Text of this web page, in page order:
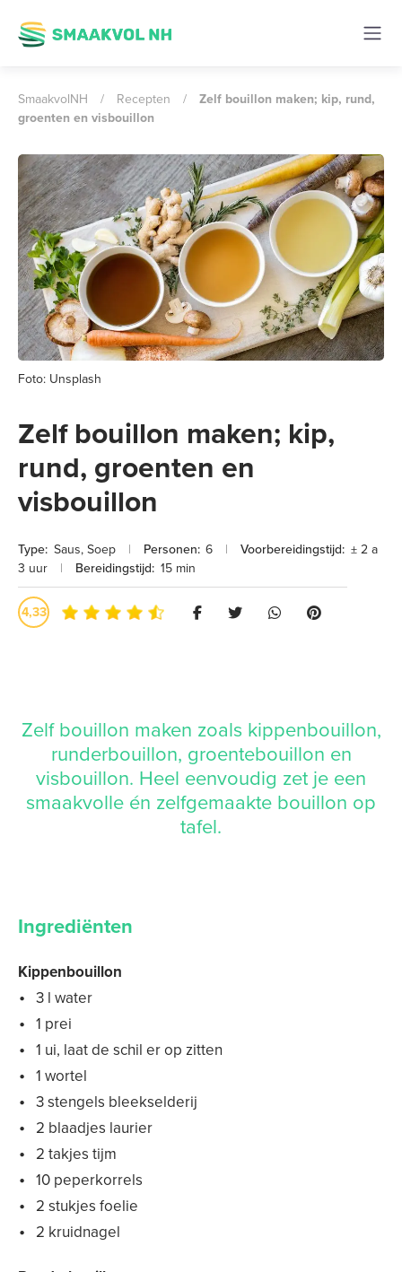
SmaakvolNH / Recepten /
Zelf bouillon maken; kip, rund,
groenten en visbouillon
Foto: Unsplash
Zelf bouillon maken; kip,
rund, groenten en
visbouillon
Type: Saus,Soep | Personen: 6 | Voorbereidingstijd: ± 2 a
3 uur
| Bereidingstijd: 15 min
4,33
Zelf bouillon maken zoals kippenbouillon,
runderbouillon, groentebouillon en
visbouillon. Heel eenvoudig zet je een
smaakvolle én zelfgemaakte bouillon op
tafel.
Ingrediënten
Kippenbouillon
3 l water
1 prei
1 ui, laat de schil er op zitten
1 wortel
3 stengels bleekselderij
2 blaadjes laurier
2 takjes tijm
10 peperkorrels
2 stukjes foelie
2 kruidnagel